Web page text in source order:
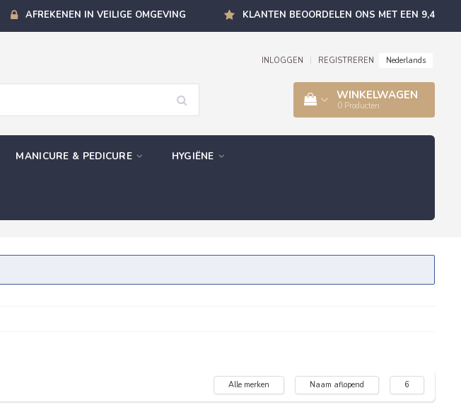
AFREKENEN IN VEILIGE OMGEVING KLANTEN BEOORDELEN ONS MET EEN 9,4
INLOGGEN REGISTREREN Nederlands
WINKELWAGEN
0 Producten
MANICURE & PEDICURE HYGIËNE
Alle merken Naam aflopend 6